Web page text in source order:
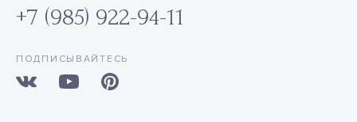
+7 (985) 922-94-11
ПОДПИСЫВАЙТЕСЬ